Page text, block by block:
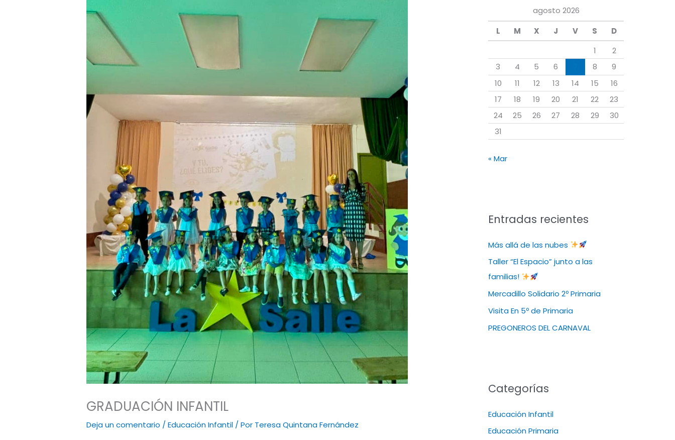
GRADUACIÓN INFANTIL
Deja un comentario /Educación Infantil / Por Teresa Quintana Fernández
r
agosto 2026
L
M X J V S
D
1
2
3
4 5 6 8
9
10
11 12 13 14 15
16
17
18 19 20 21 22
23
24
25 26 27 28 29
30
31
« Mar
Entradas recientes
Más allá de las nubes
Taller “El Espacio” junto a las
familias!
Mercadillo Solidario 2º Primaria
Visita En 5º de Primaria
PREGONEROS DEL CARNAVAL
Categorías
Educación Infantil
Educación Primaria